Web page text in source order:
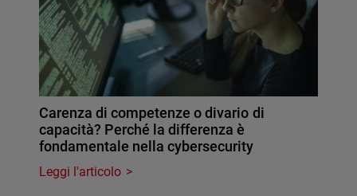
Carenza di competenze o divario di
capacità? Perché la differenza è
fondamentale nella cybersecurity
Leggi l'articolo